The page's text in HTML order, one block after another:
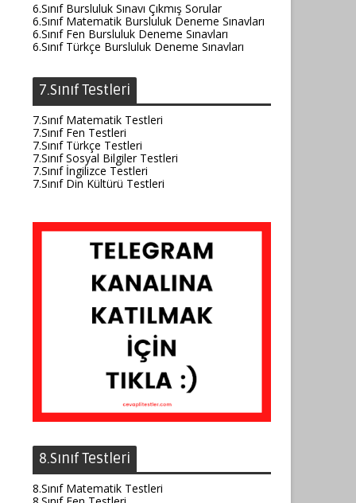
6.Sınıf Bursluluk Sınavı Çıkmış Sorular
6.Sınıf Matematik Bursluluk Deneme Sınavları
6.Sınıf Fen Bursluluk Deneme Sınavları
6.Sınıf Türkçe Bursluluk Deneme Sınavları
7.Sınıf Testleri
7.Sınıf Matematik Testleri
7.Sınıf Fen Testleri
7.Sınıf Türkçe Testleri
7.Sınıf Sosyal Bilgiler Testleri
7.Sınıf İngilizce Testleri
7.Sınıf Din Kültürü Testleri
8.Sınıf Testleri
8.Sınıf Matematik Testleri